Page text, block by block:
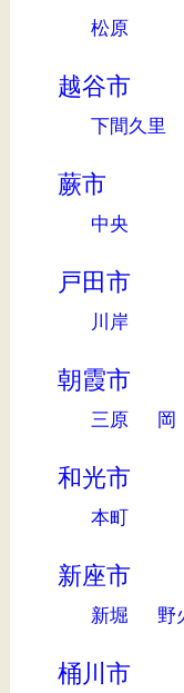
松原
越谷市
下間久里
蕨市
中央
戸田市
川岸
朝霞市
三原 岡
和光市
本町
新座市
新堀 野
桶川市